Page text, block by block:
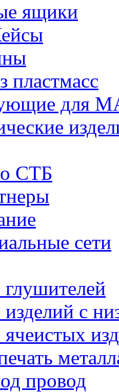
ящики
пластмасс
для
СТБ
сети
глушителей
изделий с
ячеистых
провод